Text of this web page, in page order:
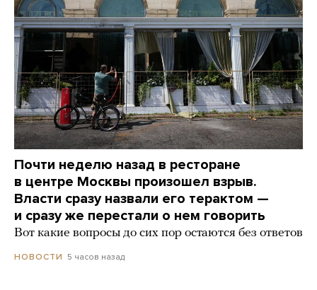
Почти неделю назад в ресторане
в центре Москвы произошел взрыв.
Власти сразу назвали его терактом —
и сразу же перестали о нем говорить
Вот какие вопросы до сих пор остаются без ответов
НОВОСТИ 5 часов назад